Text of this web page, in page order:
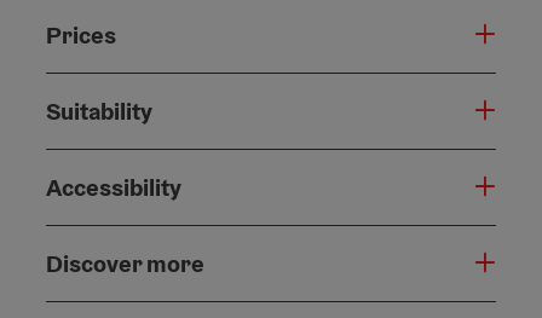
Prices
Suitability
Accessibility
Discover more